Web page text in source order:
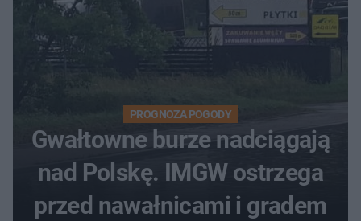
PROGNOZA POGODY
Gwałtowne burze nadciągają
nad Polskę. IMGW ostrzega
przed nawałnicami i gradem